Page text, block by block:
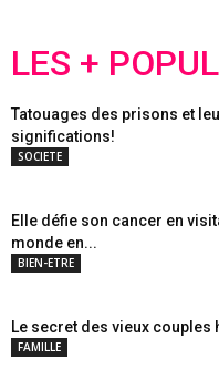
LES +
Tatouages des prisons et
significations!
SOCIETE
Elle défie son cancer en
monde en...
BIEN-ETRE
Le secret des vieux couples
FAMILLE